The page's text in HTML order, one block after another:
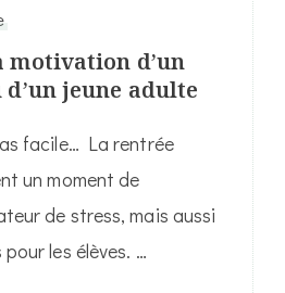
motivation d’un
jeune adulte
facile… La rentrée
un moment de
de stress, mais aussi
les élèves. …